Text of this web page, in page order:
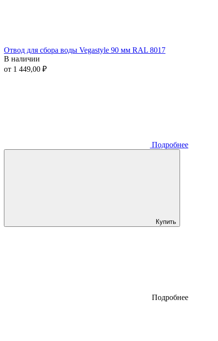
Отвод для сбора воды Vegastyle 90 мм RAL 8017
В наличии
от 1 449,00 ₽
Подробнее
Купить
Подробнее